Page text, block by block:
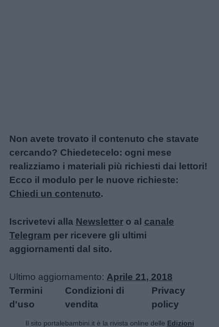
Non avete trovato il contenuto che stavate
cercando? Chiedetecelo: ogni mese
realizziamo i materiali più richiesti dai lettori!
Ecco il modulo per le nuove richieste:
Chiedi un contenuto.
Iscrivetevi alla Newsletter o al canale
Telegram per ricevere gli ultimi
aggiornamenti dal sito.
Ultimo aggiornamento: Aprile 21, 2018
Termini
d'uso
Condizioni di
vendita
Privacy
policy
Il sito portalebambini.it è la rivista online delle Edizioni